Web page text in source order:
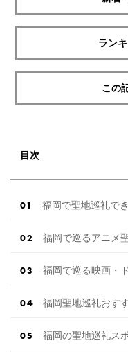
ラン
この
目次
福岡で聖地巡礼で
福岡で巡るアニメ
福岡で巡る映画・
福岡聖地巡礼おす
福岡の聖地巡礼ス